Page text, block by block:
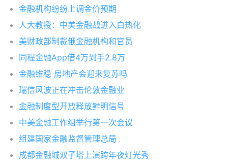
金融机构纷纷上调金价预期
人大教授：中美金融战进入白热化
美财政部制裁俄金融机构和官员
同程金融App借4万到手2.8万
金融维稳 房地产会迎来复苏吗
瑞信风波正在冲击伦敦金融业
金融制度型开放释放鲜明信号
中美金融工作组举行第一次会议
组建国家金融监督管理总局
成都金融城双子塔上演跨年夜灯光秀